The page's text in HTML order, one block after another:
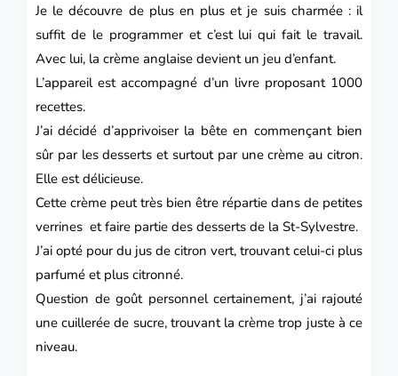
Je le découvre de plus en plus et je suis charmée : il
suffit de le programmer et c’est lui qui fait le travail.
Avec lui, la crème anglaise devient un jeu d’enfant.
L’appareil est accompagné d’un livre proposant 1000
recettes.
J’ai décidé d’apprivoiser la bête en commençant bien
sûr par lesdessertset surtout par unecrème au citron.
Elle est délicieuse.
Cette crème peut très bien être répartie dans de petites
verrines et faire partie des desserts de la St-Sylvestre.
J’ai opté pour du jus de citron vert, trouvant celui-ci plus
parfumé et plus citronné.
Question de goût personnel certainement, j’ai rajouté
une cuillerée de sucre, trouvant la crème trop juste à ce
niveau.